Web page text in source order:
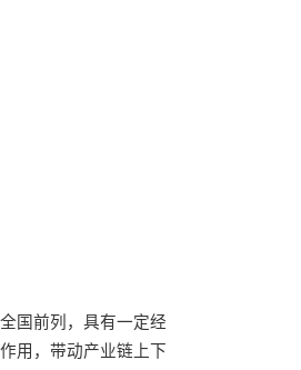
国前列，具有一定经
用，带动产业链上下